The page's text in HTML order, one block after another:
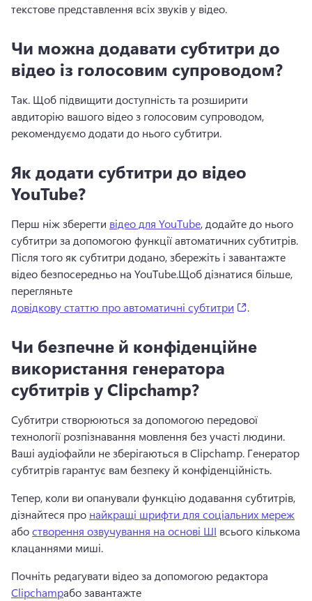
текстове представлення всіх звуків у відео.
Чи можна додавати субтитри до
відео із голосовим супроводом?
Так. Щоб підвищити доступність та розширити
авдиторію вашого відео з голосовим супроводом,
рекомендуємо додати до нього субтитри.
Як додати субтитри до відео
YouTube?
Перш ніж зберегти відео для YouTube, додайте до нього
Після того як субтитри додано, збережіть і завантажте
відео безпосередньо на YouTube.Щоб дізнатися більше,
перегляньте
довідкову статтю про автоматичні субтитри
.
Чи безпечне й конфіденційне
використання генератора
субтитрів у Clipchamp?
Субтитри створюються за допомогою передової
Ваші аудіофайли не зберігаються в Clipchamp. Генератор
субтитрів гарантує вам безпеку й конфіденційність.
Тепер, коли ви опанували функцію додавання субтитрів,
дізнайтеся про найкращі шрифти для соціальних мереж
або створення озвучування на основі ШІ всього кількома
клацаннями миші.
Почніть редагувати відео за допомогою редактора
Clipchampабо завантажте